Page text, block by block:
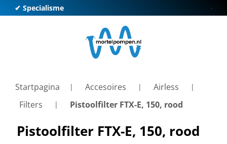
✔ Specialisme ✔
Startpagina Accesoires
Airless
Filters
Pistoolfilter FTX-E, 150, rood
Pistoolfilter FTX-E, 150, rood